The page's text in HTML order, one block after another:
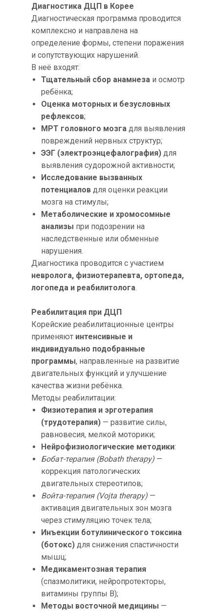
Диагностика ДЦП в Корее
Диагностическая программа проводится
комплексно и направлена на
определение формы, степени поражения
и сопутствующих нарушений.
В неё входят:
Тщательный сбор анамнеза и осмотр
ребёнка;
Оценка моторных и безусловных
рефлексов;
МРТ головного мозга для выявления
повреждений нервных структур;
ЭЭГ (электроэнцефалография) для
выявления судорожной активности;
Исследование вызванных
потенциалов для оценки реакции
мозга на стимулы;
Метаболические и хромосомные
анализы при подозрении на
наследственные или обменные
нарушения.
Диагностика проводится с участием
невролога, физиотерапевта, ортопеда,
логопеда и реабилитолога.
Реабилитация при ДЦП
Корейские реабилитационные центры
применяют интенсивные и
индивидуально подобранные
программы, направленные на развитие
двигательных функций и улучшение
качества жизни ребёнка.
Методы реабилитации:
Физиотерапия и эрготерапия
(трудотерапия) — развитие силы,
равновесия, мелкой моторики;
Нейрофизиологические методики:
Бобат-терапия (Bobath therapy) —
коррекция патологических
двигательных стереотипов;
Войта-терапия (Vojta therapy) —
активация двигательных зон мозга
через стимуляцию точек тела;
Инъекции ботулинического токсина
(ботокс) для снижения спастичности
мышц;
Медикаментозная терапия
(спазмолитики, нейропротекторы,
витамины группы B);
Методы восточной медицины —